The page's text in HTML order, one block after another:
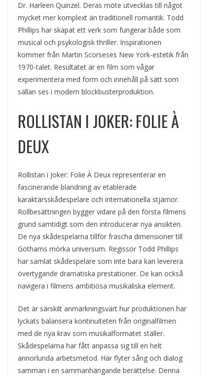
Dr. Harleen Quinzel. Deras möte utvecklas till något
mycket mer komplext än traditionell romantik. Todd
Phillips har skapat ett verk som fungerar både som
musical och psykologisk thriller. Inspirationen
kommer från Martin Scorseses New York-estetik från
1970-talet. Resultatet är en film som vågar
experimentera med form och innehåll på sätt som
sällan ses i modern blockbusterproduktion.
ROLLISTAN I JOKER: FOLIE À
DEUX
Rollistan i Joker: Folie À Deux representerar en
fascinerande blandning av etablerade
karaktärsskådespelare och internationella stjärnor.
Rollbesättningen bygger vidare på den första filmens
grund samtidigt som den introducerar nya ansikten.
De nya skådespelarna tillför fräscha dimensioner till
Gothams mörka universum. Regissör Todd Phillips
har samlat skådespelare som inte bara kan leverera
övertygande dramatiska prestationer. De kan också
navigera i filmens ambitiösa musikaliska element.
Det är särskilt anmärkningsvärt hur produktionen har
lyckats balansera kontinuiteten från originalfilmen
med de nya krav som musikalformatet ställer.
Skådespelarna har fått anpassa sig till en helt
annorlunda arbetsmetod. Här flyter sång och dialog
samman i en sammanhängande berättelse. Denna